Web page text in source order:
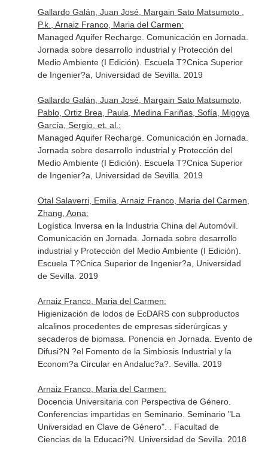
Gallardo Galán, Juan José, Margain Sato Matsumoto ,
P.k., Arnaiz Franco, Maria del Carmen:
Managed Aquifer Recharge. Comunicación en Jornada.
Jornada sobre desarrollo industrial y Protección del
Medio Ambiente (I Edición). Escuela T?Cnica Superior
de Ingenier?a, Universidad de Sevilla. 2019
Gallardo Galán, Juan José, Margain Sato Matsumoto,
Pablo, Ortiz Brea, Paula, Medina Fariñas, Sofía, Migoya
García, Sergio, et. al.:
Managed Aquifer Recharge. Comunicación en Jornada.
Jornada sobre desarrollo industrial y Protección del
Medio Ambiente (I Edición). Escuela T?Cnica Superior
de Ingenier?a, Universidad de Sevilla. 2019
Otal Salaverri, Emilia, Arnaiz Franco, Maria del Carmen,
Zhang, Aona:
Logística Inversa en la Industria China del Automóvil.
Comunicación en Jornada. Jornada sobre desarrollo
industrial y Protección del Medio Ambiente (I Edición).
Escuela T?Cnica Superior de Ingenier?a, Universidad
de Sevilla. 2019
Arnaiz Franco, Maria del Carmen:
Higienización de lodos de EcDARS con subproductos
alcalinos procedentes de empresas siderúrgicas y
secaderos de biomasa. Ponencia en Jornada. Evento de
Difusi?N ?el Fomento de la Simbiosis Industrial y la
Econom?a Circular en Andaluc?a?. Sevilla. 2019
Arnaiz Franco, Maria del Carmen:
Docencia Universitaria con Perspectiva de Género.
Conferencias impartidas en Seminario. Seminario "La
Universidad en Clave de Género". . Facultad de
Ciencias de la Educaci?N. Universidad de Sevilla. 2018